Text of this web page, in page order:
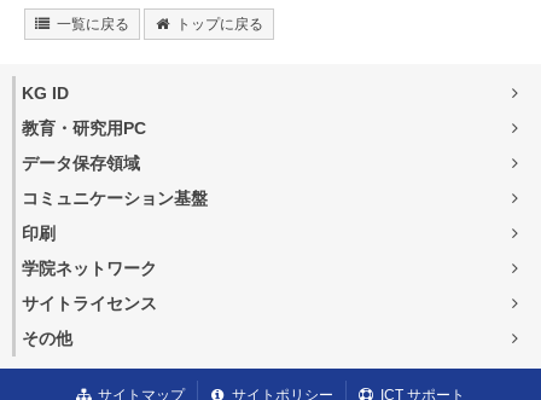
一覧に戻る トップに戻る
KG ID
教育・研究用PC
データ保存領域
コミュニケーション基盤
印刷
学院ネットワーク
サイトライセンス
その他
サイトマップ サイトポリシー ICT サポート